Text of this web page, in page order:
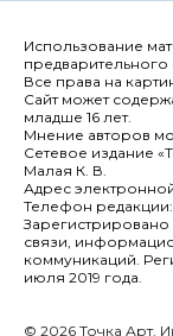
Использование
Все права на
Сайт может
младше 16 лет.
Мнение авторов
Сетевое издание
Малая К. В.
Адрес
Телефон редакции:
связи,
коммуникаций.
июля 2019 года.
© 2026 Точка Арт.